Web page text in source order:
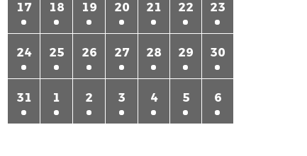
17 18 19 20 21 22 23
24 25 26 27 28 29 30
31 1 2 3 4 5 6